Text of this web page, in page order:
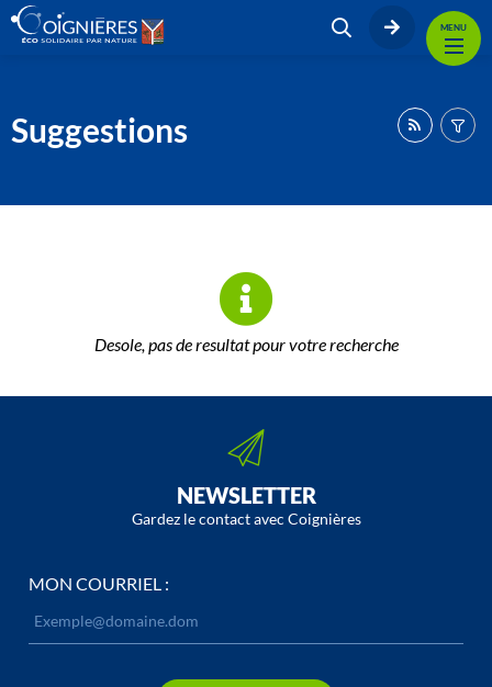
MENU
Suggestions
Desole, pas de resultat pour votre recherche
NEWSLETTER
Gardez le contact avec Coignières
MON COURRIEL :